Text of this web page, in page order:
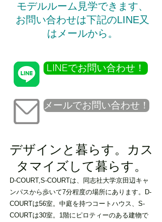
モデルルーム見学できます、
お問い合わせは下記のLINE又
はメールから。
LINEでお問い合わせ！
メールでお問い合わせ！
デザインと暮らす。カス
タマイズして暮らす。
D-COURT,S-COURTは、同志社大学京田辺キャ
ンパスから歩いて7分程度の場所にあります。D-
COURTは56室。中庭を持つコートハウス、S-
COURTは30室。1階にピロティーのある建物で